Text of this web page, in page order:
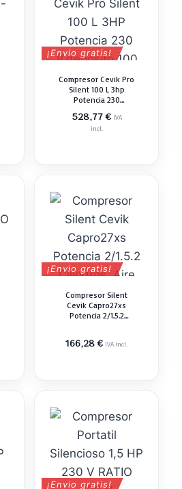
¡Envio gratis!
Compresor Cevik Pro
Silent 100 L 3hp
Potencia 230
Litros.1.450
Rpm.caudal Aire 390
528,77€ IVA
incl.
¡Envio gratis!
Compresor Silent
Cevik Capro27xs
Potencia 2/1.5.2
Depósito 24 Litros
166,28€ IVA incl.
¡Envio gratis!